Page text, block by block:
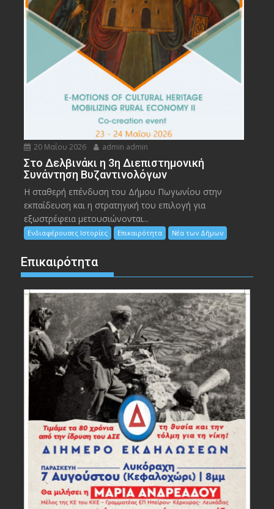
20 Μαΐου 2026 admin admin
Στο Δελβινάκι η 3η Διεπιστημονική
Συνάντηση Βυζαντινολόγων
Η σταθερή επένδυση του Δήμου Πωγωνίου στην
εκπαίδευση και η στρατηγική του επιλογή για
εξωστρέφεια μετουσιώνονται...
Ενδιαφέρουσες Ιστορίες Επικαιρότητα Νέα των Δήμων
Επικαιρότητα